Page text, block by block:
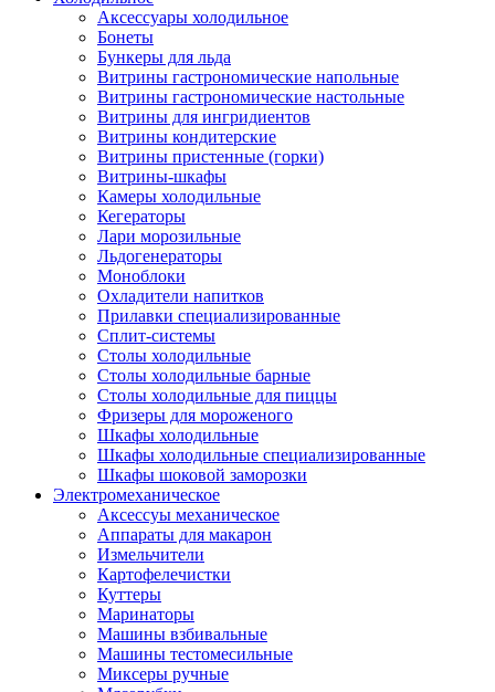
Аксессуары холодильное
Бонеты
Бункеры для льда
Витрины гастрономические напольные
Витрины гастрономические настольные
Витрины для ингридиентов
Витрины кондитерские
Витрины пристенные (горки)
Витрины-шкафы
Камеры холодильные
Кегераторы
Лари морозильные
Льдогенераторы
Моноблоки
Охладители напитков
Прилавки специализированные
Сплит-системы
Столы холодильные
Столы холодильные барные
Столы холодильные для пиццы
Фризеры для мороженого
Шкафы холодильные
Шкафы холодильные специализированные
Шкафы шоковой заморозки
Электромеханическое
Аксессуы механическое
Аппараты для макарон
Измельчители
Картофелечистки
Куттеры
Маринаторы
Машины взбивальные
Машины тестомесильные
Миксеры ручные